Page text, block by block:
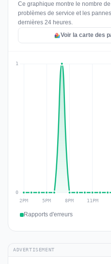
Ce graphique montre le nombre
problèmes de service et les
dernières 24 heures.
Voir la carte des
Rapports d'erreurs
ADVERTISEMENT